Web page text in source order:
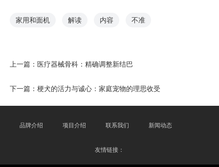
家用和面机 解读 内容 不准
上一篇： 医疗器械骨科：精确调整新结巴
下一篇： 梗犬的活力与诚心：家庭宠物的理思收受
品牌介绍 项目介绍 联系我们 新闻动态
友情链接：